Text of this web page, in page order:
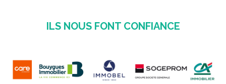
ILS NOUS FONT CONFIANCE